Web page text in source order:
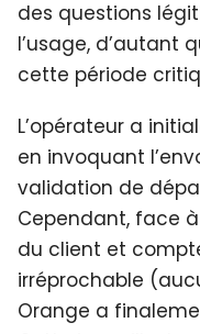
des questions
l’usage, d’autant
cette période
L’opérateur a
en invoquant
validation de
Cependant, face
du client et
irréprochable
Orange a